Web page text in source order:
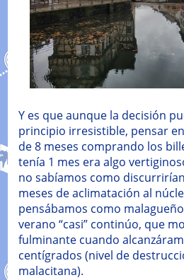
Y es que aunque la decisión
principio irresistible, pensar en
de 8 meses comprando los
tenía 1 mes era algo
no sabíamos como
meses de aclimatación al
pensábamos como
verano “casi” continúo, que
fulminante cuando
centígrados (nivel de
malacitana).